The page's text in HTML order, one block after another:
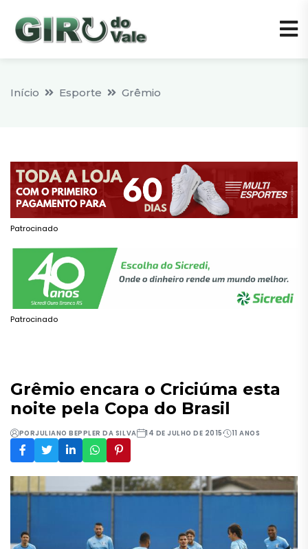
Início Esporte Grêmio
Patrocinado
Patrocinado
Grêmio encara o Criciúma esta
noite pela Copa do Brasil
PORJULIANO BEPPLER DA SILVA 14 DE JULHO DE 2015 11 ANOS